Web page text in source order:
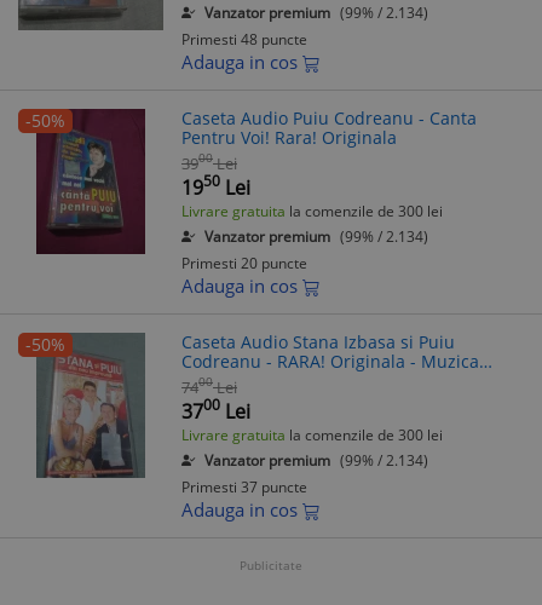
Vanzator premium (99% / 2.134)
Primesti 48 puncte
Adauga in cos
-50%
Caseta Audio Puiu Codreanu - Canta
Pentru Voi! Rara! Originala
3900 Lei
1950 Lei
Livrare gratuita la comenzile de 300 lei
Vanzator premium (99% / 2.134)
Primesti 20 puncte
Adauga in cos
-50%
Caseta Audio Stana Izbasa si Puiu
Codreanu - RARA! Originala - Muzica
Populara Romaneasca de Colectie
7400 Lei
3700 Lei
Livrare gratuita la comenzile de 300 lei
Vanzator premium (99% / 2.134)
Primesti 37 puncte
Adauga in cos
Publicitate